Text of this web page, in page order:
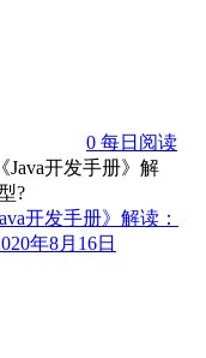
0 每日阅读
开发手册》解读：
年8月16日